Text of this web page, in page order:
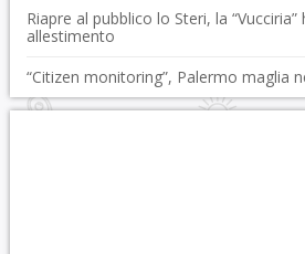
Riapre al pubblico lo Steri, la
allestimento
“Citizen monitoring”, Palermo maglia